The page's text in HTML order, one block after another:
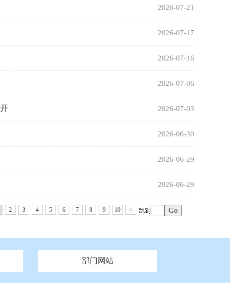
2026-07-21
2026-07-17
2026-07-16
2026-07-06
2026-07-03
2026-06-30
2026-06-29
2026-06-29
2 3 4 5 6 7 8 9 10 > 跳到
安徽 福建 江西 河南 湖北
州市政府 泰州市政府 盐城市政府
市财政局 市人社局 市自然资源和规划局
部门网站